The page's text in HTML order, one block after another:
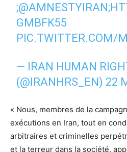
;@AMNESTYIRAN;
GMBFK55
PIC.TWITTER.COM/
— IRAN HUMAN
(@IRANHRS_EN) 22
« Nous, membres de la
exécutions en Iran, tout en
arbitraires et criminelles
et la terreur dans la société,